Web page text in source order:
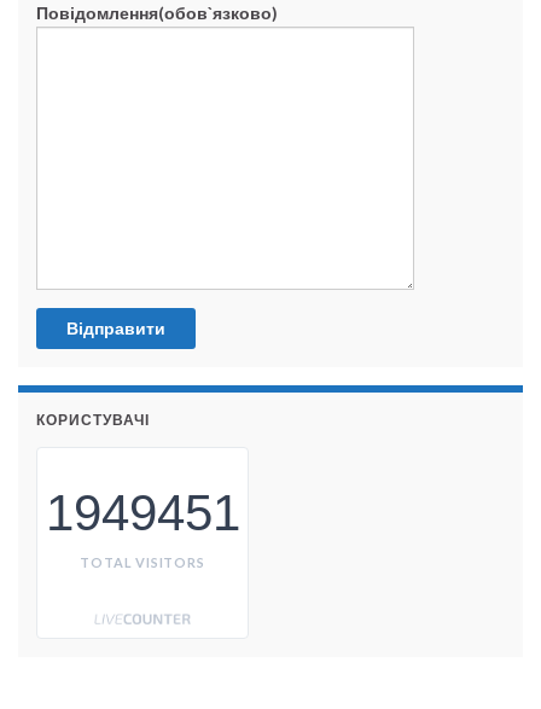
Повідомлення(обов`язково)
КОРИСТУВАЧІ
1949451
TOTAL VISITORS